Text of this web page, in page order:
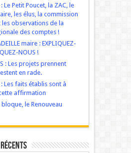
Le Petit Poucet, la ZAC, le
les élus, la commission
observations de la
des comptes !
maire : EXPLIQUEZ-
NOUS !
: Les projets prennent
en rade.
Les faits établis sont à
affirmation
bloque, le Renouveau